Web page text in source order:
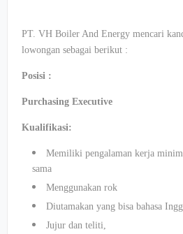
PT. VH Boiler And Energy mencari
lowongan sebagai berikut :
Posisi :
Purchasing Executive
Kualifikasi:
Memiliki pengalaman kerja
sama
Menggunakan rok
Diutamakan yang bisa bahasa
Jujur dan teliti,